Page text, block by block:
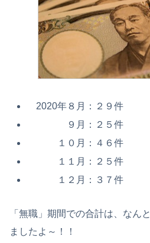
2020年８月：２９件
９月：２５件
１０月：４６件
１１月：２５件
１２月：３７件
「無職」期間での合計は、なんと
ましたよ～！！